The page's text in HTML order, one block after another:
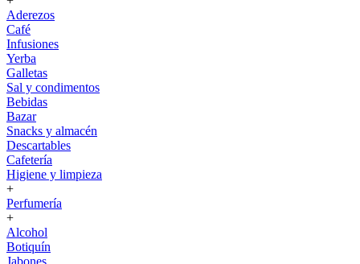
Aderezos
Café
Infusiones
Yerba
Galletas
Sal y condimentos
Bebidas
Bazar
Snacks y almacén
Descartables
Cafetería
Higiene y limpieza
+
Perfumería
+
Alcohol
Botiquín
Jabones